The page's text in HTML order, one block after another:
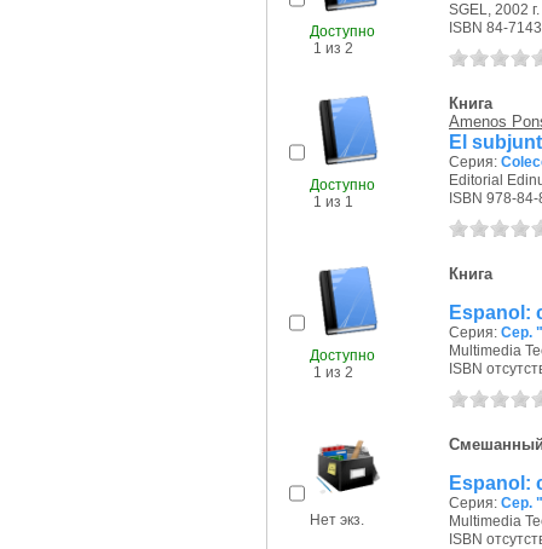
Доступно
1 из 2
SGEL, 2002 г.
ISBN 84-
Доступно
1 из 1
Книга
Amenos
El
Серия:
Editorial
ISBN 978-
Доступно
1 из 2
Книга
Espanol:
Серия: Сер.
Multimedia
ISBN
Нет экз.
Espanol:
Серия: Сер.
Multimedia
ISBN